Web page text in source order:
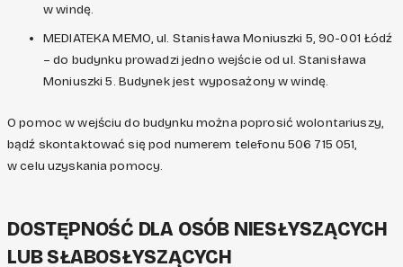
w windę.
MEDIATEKA MEMO, ul. Stanisława Moniuszki 5, 90-001 Łódź
– do budynku prowadzi jedno wejście od ul. Stanisława
Moniuszki 5. Budynek jest wyposażony w windę.
O pomoc w wejściu do budynku można poprosić wolontariuszy,
bądź skontaktować się pod numerem telefonu 506 715 051,
w celu uzyskania pomocy.
DOSTĘPNOŚĆ DLA OSÓB NIESŁYSZĄCYCH
LUB SŁABOSŁYSZĄCYCH